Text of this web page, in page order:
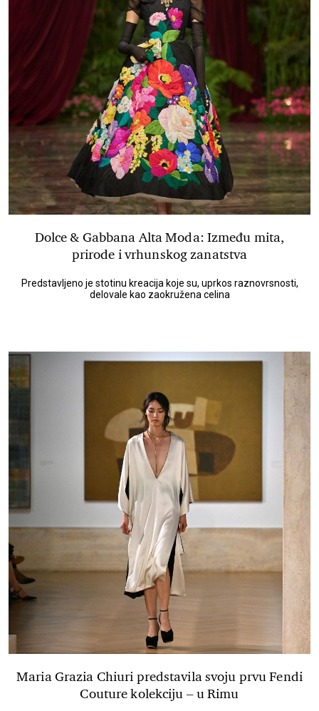
Dolce & Gabbana Alta Moda: Između mita,
prirode i vrhunskog zanatstva
Predstavljeno je stotinu kreacija koje su, uprkos raznovrsnosti,
delovale kao zaokružena celina
Maria Grazia Chiuri predstavila svoju prvu Fendi
Couture kolekciju – u Rimu